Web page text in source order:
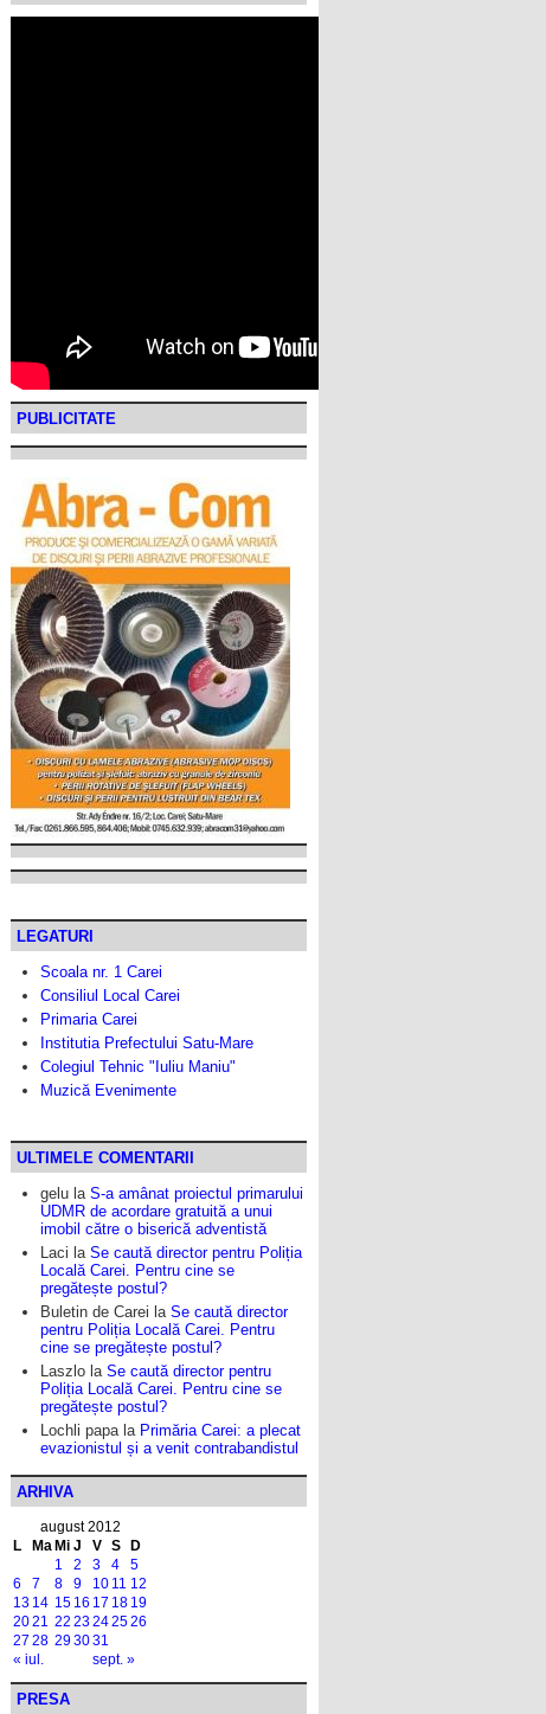
PUBLICITATE
LEGATURI
Scoala nr. 1 Carei
Consiliul Local Carei
Primaria Carei
Institutia Prefectului Satu-Mare
Colegiul Tehnic "Iuliu Maniu"
Muzică Evenimente
ULTIMELE COMENTARII
gelu la S-a amânat proiectul primarului
UDMR de acordare gratuită a unui
imobil către o biserică adventistă
Laci la Se caută director pentru Poliția
Locală Carei. Pentru cine se
pregătește postul?
Buletin de Carei la Se caută director
pentru Poliția Locală Carei. Pentru
cine se pregătește postul?
Laszlo la Se caută director pentru
Poliția Locală Carei. Pentru cine se
pregătește postul?
Lochli papala Primăria Carei: a plecat
evazionistul și a venit contrabandistul
ARHIVA
august 2012
L
Ma Mi J V S D
« iul. sept. »
1 2 3 4
5
6
7 8 9 10 11 12
13 14 15 16 17 18 19
2021 22 23242526
27 28 293031
PRESA